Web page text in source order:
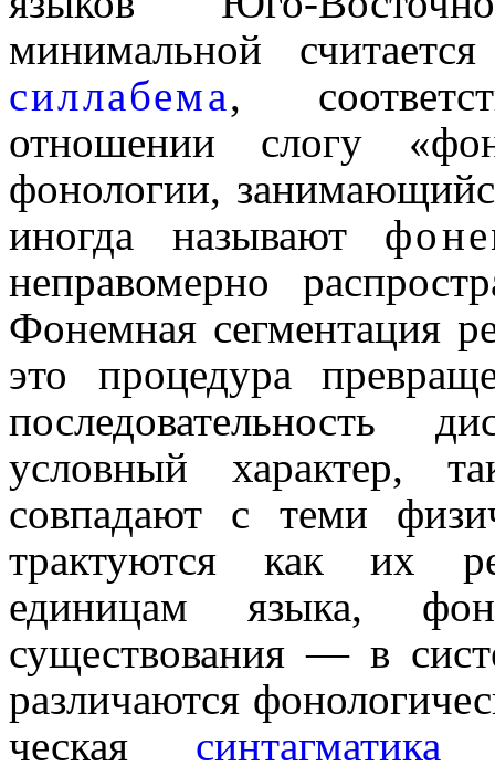
минимальной
силлабема,
отношении слогу
фонологии,
иногда называют
неправомерно
Фонемная сегментация
это процеду­ра
последовательность
условный характер,
совпадают с теми
трактуются как их
единицам языка,
существования — в
различаются
че­ская синтагматика